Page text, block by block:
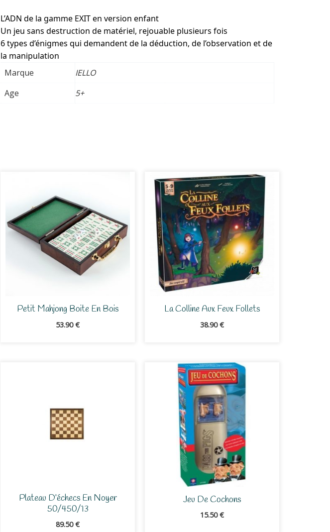
L’ADN de la gamme EXIT en version enfant
Un jeu sans destruction de matériel, rejouable plusieurs fois
6 types d’énigmes qui demandent de la déduction, de l’observation et de
la manipulation
Marque
IELLO
Age
5+
Petit Mahjong Boite En Bois
53.90€
La Colline Aux Feux Follets
38.90€
Plateau D’échecs En Noyer
50/450/13
89.50€
Jeu De Cochons
15.50€